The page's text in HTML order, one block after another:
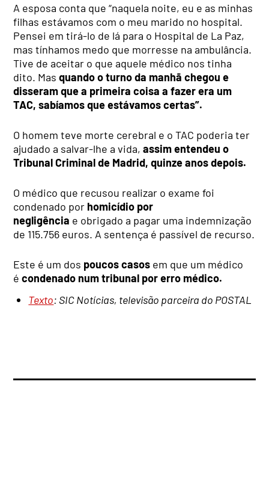
A esposa conta que “naquela noite, eu e as minhas
filhas estávamos com o meu marido no hospital.
Pensei em tirá-lo de lá para o Hospital de La Paz,
mas tínhamos medo que morresse na ambulância.
Tive de aceitar o que aquele médico nos tinha
dito. Mas quando o turno da manhã chegou e
disseram que a primeira coisa a fazer era um
TAC, sabíamos que estávamos certas”.
O homem teve morte cerebral e o TAC poderia ter
ajudado a salvar-lhe a vida,assim entendeu o
Tribunal Criminal de Madrid, quinze anos depois.
O médico que recusou realizar o exame foi
condenado por homicídio por
negligência e obrigado a pagar uma indemnização
de 115.756 euros. A sentença é passível de recurso.
Este é um dos poucos casos em que um médico
é condenado num tribunal por erro médico.
Texto: SIC Notícias, televisão parceira do POSTAL